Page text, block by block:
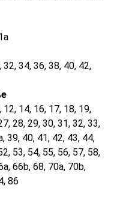
34, 36, 38, 40, 42,
14, 16, 17, 18, 19,
28, 29, 30, 31, 32, 33,
39, 40, 41, 42, 43, 44,
53, 54, 55, 56, 57, 58,
66b, 68, 70a, 70b,
86